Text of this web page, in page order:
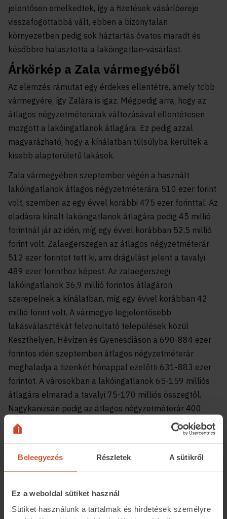
Beleegyezés Részletek A sütikről
Ez a weboldal sütiket használ
Sütiket használunk a tartalmak és hirdetések személyre
jelentősen emelkedtek, így a fizetések vásárlóereje
visszafogottabbá vált, ebben a bizonytalan
környezetben pedig sok háztartás óvatos maradt és
későbbre halasztotta a lakóingatlan-vásárlást.
Árkörkép a Zala vármegyéből
Az elemzés rámutat egy érdekes ellentétre, amely több
vármegyére, így Zalára is igaz. Mégpedig arra, hogy az
átlagos négyzetméterárak változásával ellentétesen
mozgott a lakóingatlanok átlagára. Ez pedig azzal
magyarázható, hogy a kínálatban túlsúlyba kerültek a
kisebb alapterületű lakások.
Zala vármegyében szeptember végén a használt
lakóingatlanok átlagos négyzetméterára 510 ezer forint
volt, szemben az egy évvel korábbi 475 ezer forinttal. Az
eladásra kínált lakóingatlanok átlagára pedig 45 millió
forintnál jár az idén, míg egy évvel korábban 52,5 millió
forint volt. Zalaegerszegen az átlagos négyzetméterár
512 ezer forintot tett ki, ami drágulást jelent a tavalyi
489 ezer forinthoz képest. Az zalaegerszegi
lakóingatlanok 36,9 millió forintos átlagáron
szerepelnek a kínálatban, míg egy évvel korábban 42
millió forint volt. A vármegye legjelentősebb
lakásválasztékát felvonultató települések közül
Keszthelyen, Hévízen és Gyenesdiáson a 690-884 ezer
forintos idén szeptemberi átlagos négyzetméterár
meghaladja a tizenkét hónappal ezelőtti 631-883 ezer
forintot. A városokban a lakóingatlanok 65-159 milliós
átlagára elmarad a tavalyi 75-170 milliós összegtől.
Nagykanizsán pedig az átlagos négyzetméterár 400
ezer forintra változott a tavalyi 370 ezer forintról. Míg az
eladásra szánt lakóingatlanok átlagára ezekben a
szeptemberben, miközben tavaly 29,7 millió forintról